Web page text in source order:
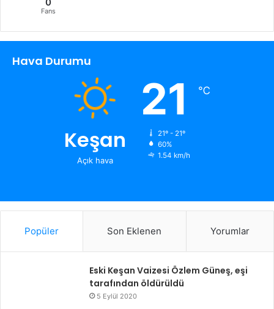
Fans
Hava Durumu
Keşan
Açık hava
21 ℃
21º - 21º
60%
1.54 km/h
Popüler Son Eklenen Yorumlar
Eski Keşan Vaizesi Özlem Güneş, eşi
tarafından öldürüldü
5 Eylül 2020